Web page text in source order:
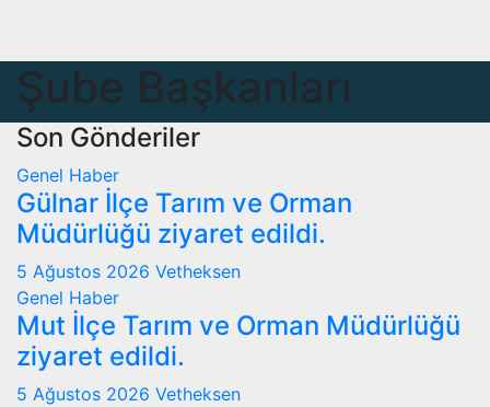
Şube Başkanları
Son Gönderiler
Genel Haber
Gülnar İlçe Tarım ve Orman
Müdürlüğü ziyaret edildi.
5 Ağustos 2026 Vetheksen
Genel Haber
Mut İlçe Tarım ve Orman Müdürlüğü
ziyaret edildi.
5 Ağustos 2026 Vetheksen